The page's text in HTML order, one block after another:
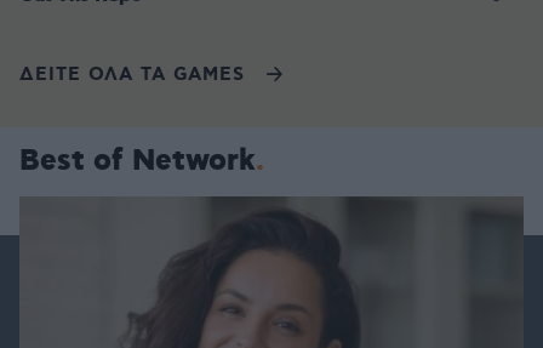
ΔΕΙΤΕ ΟΛΑ ΤΑ GAMES
Best of Network